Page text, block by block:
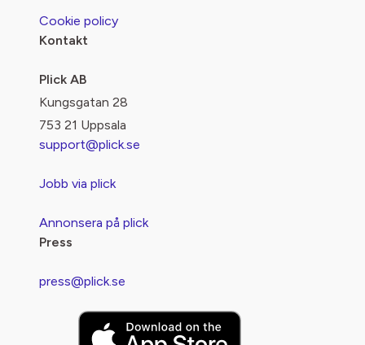
Cookie policy
Kontakt
Plick AB
Kungsgatan 28
753 21 Uppsala
support@plick.se
Jobb via plick
Annonsera på plick
Press
press@plick.se